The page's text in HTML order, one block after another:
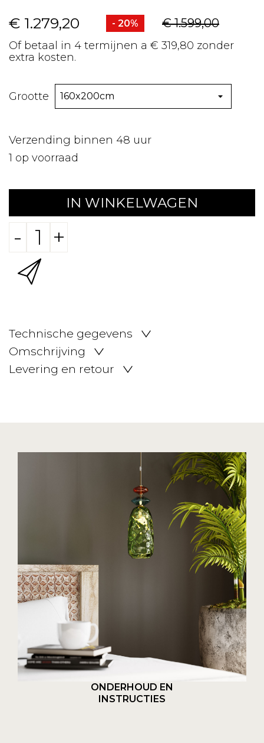
€ 1.279,20 - 20% € 1.599,00
Of betaal in 4 termijnen a € 319,80 zonder
extra kosten.
Grootte
Verzending binnen 48 uur
1 op voorraad
IN WINKELWAGEN
- +
Technische gegevens
Omschrijving
Levering en retour
ONDERHOUD EN
INSTRUCTIES